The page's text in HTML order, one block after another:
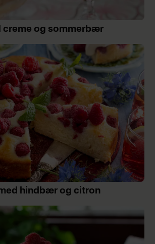
creme og sommerbær
hindbær og citron